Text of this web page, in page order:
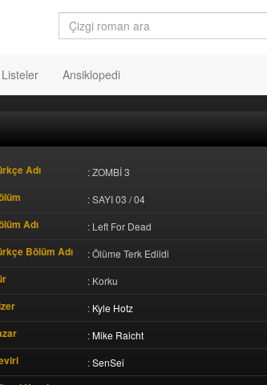
Listeler Ansiklopedi
Adı : ZOMBİ 3
: SAYI 03 / 04
Adı : Left For Dead
Bölüm Adı : Ölüme Terk Edildi
: Korku
: Kyle Hotz
: Mike Raicht
:SenSei